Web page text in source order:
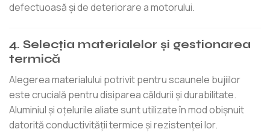
defectuoasă și de deteriorare a motorului.
4. Selecția materialelor și gestionarea
termică
Alegerea materialului potrivit pentru scaunele bujiilor
este crucială pentru disiparea căldurii și durabilitate.
Aluminiul și oțelurile aliate sunt utilizate în mod obișnuit
datorită conductivității termice și rezistenței lor.